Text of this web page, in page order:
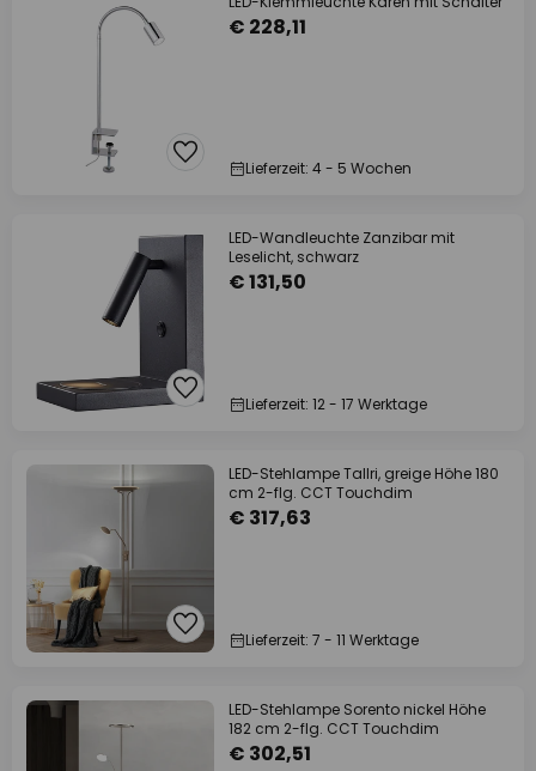
€ 228,11
Lieferzeit: 4 - 5 Wochen
LED-Wandleuchte Zanzibar mit
Leselicht, schwarz
€ 131,50
Lieferzeit: 12 - 17 Werktage
LED-Stehlampe Tallri, greige Höhe 180
cm 2-flg. CCT Touchdim
€ 317,63
Lieferzeit: 7 - 11 Werktage
LED-Stehlampe Sorento nickel Höhe
182 cm 2-flg. CCT Touchdim
€ 302,51